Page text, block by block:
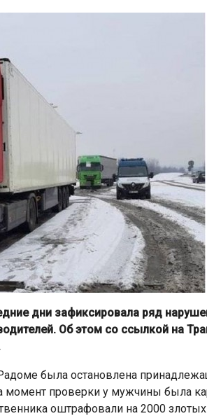
дни зафиксировала ряд
Об этом со ссылкой на
была остановлена
момент проверки у мужчины была
оштрафовали на 2000